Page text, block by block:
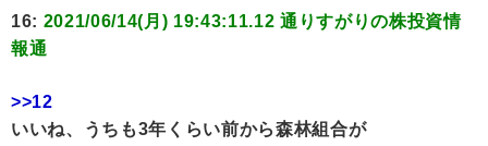
16: 2021/06/14(月) 19:43:11.12 通りすがりの株投資情
報通
>>12
いいね、うちも3年くらい前から森林組合が